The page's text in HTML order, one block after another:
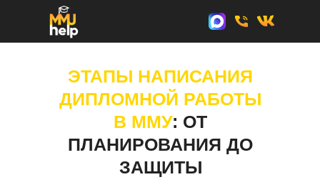
ЭТАПЫ НАПИСАНИЯ
ДИПЛОМНОЙ РАБОТЫ
В ММУ: ОТ
ПЛАНИРОВАНИЯ ДО
ЗАЩИТЫ